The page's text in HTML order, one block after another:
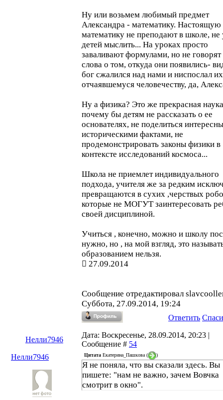
Ну или возьмем любимый предмет
Александра - математику. Настоящую
математику не преподают в школе, не
детей мыслить... На уроках просто
заваливают формулами, но не говорят
слова о том, откуда они появились-
бог сжалился над нами и ниспослал их
отчаявшемуся человечеству, да,
Ну а физика? Это же прекрасная
почему бы детям не рассказать о ее
основателях, не поделиться
историческими фактами, не
продемонстрировать законы физики в
контексте исследований космоса...
Школа не приемлет индивидуального
подхода, учителя же за редким
превращаются в сухих ,черствых
которые не МОГУТ заинтересовать
своей дисциплиной.
Учиться , конечно, можно и школу
нужно, но , на мой взгляд, это
образованием нельзя.
27.09.2014
Сообщение отредактировал
Суббота, 27.09.2014, 19:24
Ответить
Нелли7946
Дата: Воскресенье, 28.09.2014, 20:23 |
Сообщение # 54
Нелли7946
Цитата Екатерина_Пашкова ( )
Я не поняла, что вы сказали здесь. Вы
пишете: "нам не важно, зачем Вовчка
смотрит в окно".